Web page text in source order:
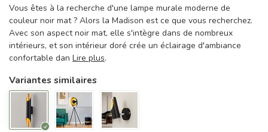
Vous êtes à la recherche d'une lampe murale moderne de
couleur noir mat ? Alors la Madison est ce que vous recherchez.
Avec son aspect noir mat, elle s'intègre dans de nombreux
intérieurs, et son intérieur doré crée un éclairage d'ambiance
confortable dan Lire plus.
Variantes similaires